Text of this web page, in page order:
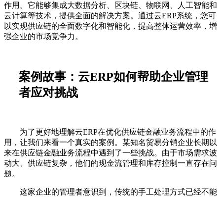
作用。它能够集成大数据分析、区块链、物联网、人工智能和
云计算等技术，提供全面的解决方案。通过云ERP系统，您可
以实现供应链的全面数字化和智能化，提高整体运营效率，增
强企业的市场竞争力。
案例故事：云ERP如何帮助企业管理
者应对挑战
为了更好地理解云ERP在优化供应链金融业务流程中的作
用，让我们来看一个真实的案例。某知名贸易分销企业长期以
来在供应链金融业务流程中遇到了一些挑战。由于市场需求波
动大、供应链复杂，他们的现金流管理和库存控制一直存在问
题。
这家企业的管理者意识到，传统的手工处理方式已经不能